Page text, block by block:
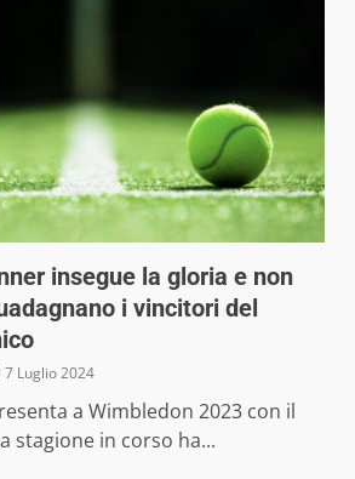
insegue la gloria e non
i vincitori del
7 Luglio 2024
a Wimbledon 2023 con il
stagione in corso ha...